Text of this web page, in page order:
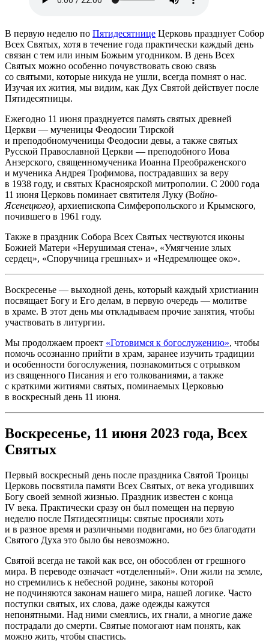
В первую неделю по Пятидесятнице Церковь празднует Собор
Всех Святых, хотя в течение года практически каждый день
связан с тем или иным Божьим угодником. В день Всех
Святых можно особенно почувствовать свою связь
со святыми, которые никуда не ушли, всегда помнят о нас.
Изучая их жития, мы видим, как Дух Святой действует после
Пятидесятницы.
Ежегодно 11 июня празднуется память святых древней
Церкви — мученицы Феодосии Тирской
и преподобномученицы Феодосии девы, а также святых
Русской Православной Церкви — преподобного Иова
Анзерского, священномученика Иоанна Преображенского
и мученика Андрея Трофимова, пострадавших за веру
в 1938 году, и святых Красноярской митрополии. С 2000 года
11 июня Церковь поминает святителя Луку (Войно-
Ясенецкого), архиепископа Симферопольского и Крымского,
почившего в 1961 году.
Также в праздник Собора Всех Святых чествуются иконы
Божией Матери «Нерушимая стена», «Умягчение злых
сердец», «Споручница грешных» и «Недремлющее око».
Воскресенье — выходной день, который каждый христианин
посвящает Богу и Его делам, в первую очередь — молитве
в храме. В этот день мы откладываем прочие занятия, чтобы
участвовать в литургии.
Мы продолжаем проект «Готовимся к богослужению», чтобы
помочь осознанно прийти в храм, заранее изучить традиции
и особенности богослужения, познакомиться с отрывком
из священного Писания и его толкованиями, а также
с краткими житиями святых, поминаемых Церковью
в воскресный день 11 июня.
Воскресенье, 11 июня 2023 года, Всех
Святых
Первый воскресный день после праздника Святой Троицы
Церковь посвятила памяти Всех Святых, от века угодивших
Богу своей земной жизнью. Праздник известен с конца
IV века. Практически сразу он был помещен на первую
неделю после Пятидесятницы: святые просияли хоть
и в разное время и различными подвигами, но без благодати
Святого Духа это было бы невозможно.
Святой всегда не такой как все, он обособлен от грешного
мира. В переводе означает «отделенный». Они жили на земле,
но стремились к небесной родине, законы которой
не подчиняются законам нашего мира, нашей логике. Часто
поступки святых, их слова, даже одежды кажутся
непонятными. Над ними смеялись, их гнали, а многие даже
пострадали до смерти. Святые помогают нам понять, как
можно жить, чтобы спастись.